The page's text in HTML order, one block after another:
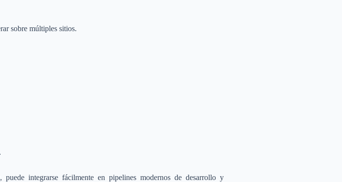
sobre múltiples sitios.
integrarse fácilmente en pipelines modernos de desarrollo y